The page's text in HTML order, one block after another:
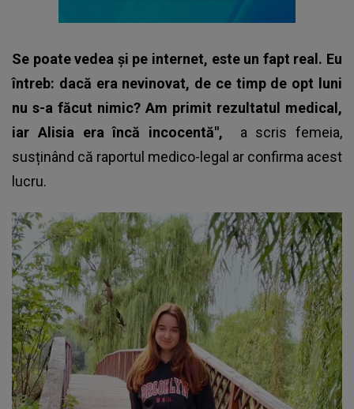
Se poate vedea și pe internet, este un fapt real. Eu
întreb: dacă era nevinovat, de ce timp de opt luni
nu s-a făcut nimic? Am primit rezultatul medical,
iar Alisia era încă incocentă",
a scris femeia,
susținând că raportul medico-legal ar confirma acest
lucru.